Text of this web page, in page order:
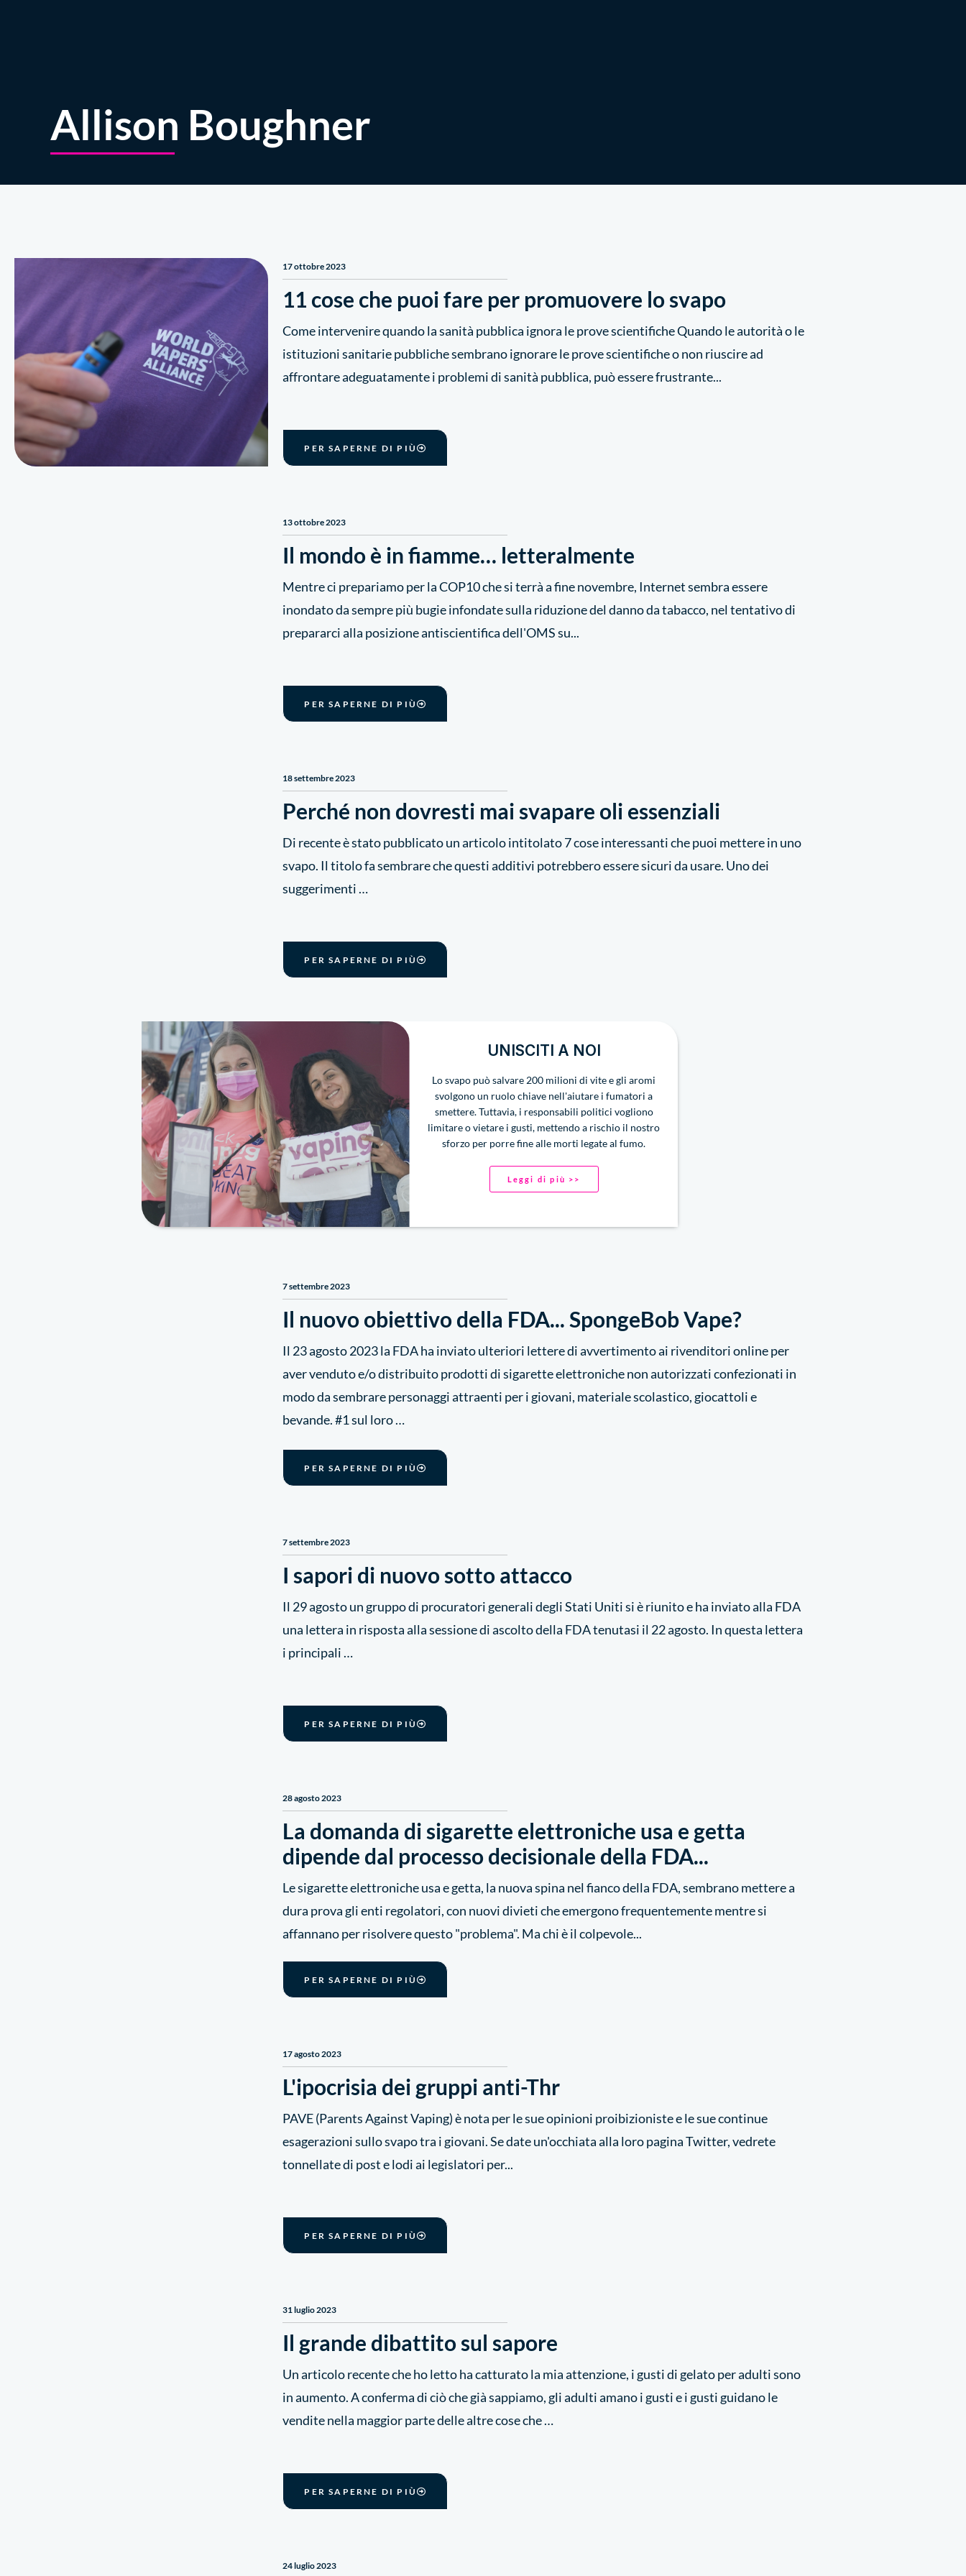
Allison Boughner
17 ottobre 2023
11 cose che puoi fare per promuovere lo svapo
Come intervenire quando la sanità pubblica ignora le prove scientifiche Quando le autorità o le
istituzioni sanitarie pubbliche sembrano ignorare le prove scientifiche o non riuscire ad
affrontare adeguatamente i problemi di sanità pubblica, può essere frustrante...
PER SAPERNE DI PIÙ
13 ottobre 2023
Il mondo è in fiamme… letteralmente
Mentre ci prepariamo per la COP10 che si terrà a fine novembre, Internet sembra essere
inondato da sempre più bugie infondate sulla riduzione del danno da tabacco, nel tentativo di
prepararci alla posizione antiscientifica dell'OMS su...
PER SAPERNE DI PIÙ
18 settembre 2023
Perché non dovresti mai svapare oli essenziali
Di recente è stato pubblicato un articolo intitolato 7 cose interessanti che puoi mettere in uno
svapo. Il titolo fa sembrare che questi additivi potrebbero essere sicuri da usare. Uno dei
suggerimenti …
PER SAPERNE DI PIÙ
UNISCITI A NOI
Lo svapo può salvare 200 milioni di vite e gli aromi
svolgono un ruolo chiave nell'aiutare i fumatori a
smettere. Tuttavia, i responsabili politici vogliono
limitare o vietare i gusti, mettendo a rischio il nostro
sforzo per porre fine alle morti legate al fumo.
Leggi di più >>
7 settembre 2023
Il nuovo obiettivo della FDA... SpongeBob Vape?
Il 23 agosto 2023 la FDA ha inviato ulteriori lettere di avvertimento ai rivenditori online per
aver venduto e/o distribuito prodotti di sigarette elettroniche non autorizzati confezionati in
modo da sembrare personaggi attraenti per i giovani, materiale scolastico, giocattoli e
bevande. #1 sul loro …
PER SAPERNE DI PIÙ
7 settembre 2023
I sapori di nuovo sotto attacco
Il 29 agosto un gruppo di procuratori generali degli Stati Uniti si è riunito e ha inviato alla FDA
una lettera in risposta alla sessione di ascolto della FDA tenutasi il 22 agosto. In questa lettera
i principali …
PER SAPERNE DI PIÙ
28 agosto 2023
La domanda di sigarette elettroniche usa e getta
dipende dal processo decisionale della FDA...
Le sigarette elettroniche usa e getta, la nuova spina nel fianco della FDA, sembrano mettere a
dura prova gli enti regolatori, con nuovi divieti che emergono frequentemente mentre si
affannano per risolvere questo "problema". Ma chi è il colpevole...
PER SAPERNE DI PIÙ
17 agosto 2023
L'ipocrisia dei gruppi anti-Thr
PAVE (Parents Against Vaping) è nota per le sue opinioni proibizioniste e le sue continue
esagerazioni sullo svapo tra i giovani. Se date un'occhiata alla loro pagina Twitter, vedrete
tonnellate di post e lodi ai legislatori per...
PER SAPERNE DI PIÙ
31 luglio 2023
Il grande dibattito sul sapore
Un articolo recente che ho letto ha catturato la mia attenzione, i gusti di gelato per adulti sono
in aumento. A conferma di ciò che già sappiamo, gli adulti amano i gusti e i gusti guidano le
vendite nella maggior parte delle altre cose che …
PER SAPERNE DI PIÙ
24 luglio 2023